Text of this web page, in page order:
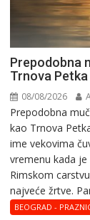
Prepodobna
Trnova Petka
08/08/2026
Prepodobna
kao Trnova
ime vekovima
vremenu kada
Rimskom
najveće žrtve.
BEOGRAD -